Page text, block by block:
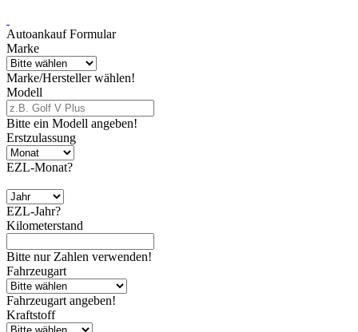
Autoankauf Formular
Marke
Marke/Hersteller wählen!
Modell
Bitte ein Modell angeben!
Erstzulassung
EZL-Monat?
EZL-Jahr?
Kilometerstand
Bitte nur Zahlen verwenden!
Fahrzeugart
Fahrzeugart angeben!
Kraftstoff